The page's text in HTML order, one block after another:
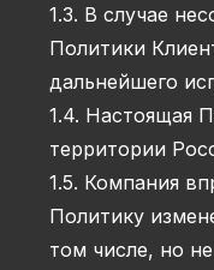
1.3. В случае
Политики
дальнейшего
1.4. Настоящая
территории
1.5. Компания
Политику
том числе, но